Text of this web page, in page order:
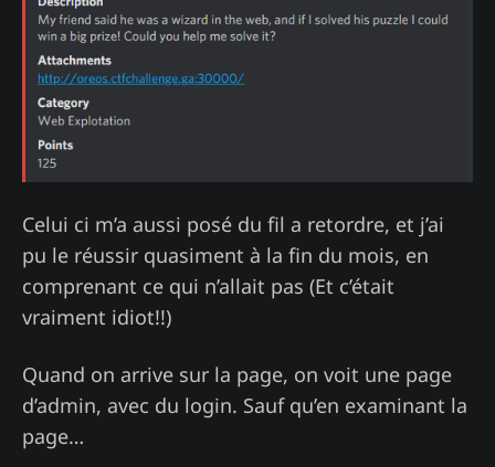
Celui ci m’a aussi posé du fil a retordre, et j’ai
pu le réussir quasiment à la fin du mois, en
comprenant ce qui n’allait pas (Et c’était
vraiment idiot!!)
Quand on arrive sur la page, on voit une page
d’admin, avec du login. Sauf qu’en examinant la
page…